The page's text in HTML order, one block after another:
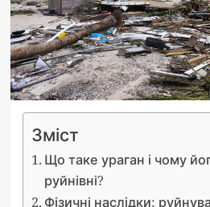
Зміст
Що таке ураган і чому
руйнівні?
Фізичні наслідки: